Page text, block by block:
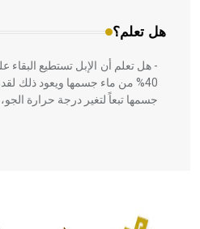
هل تعلم؟
- هل تعلم أن الإبل تستطيع البقاء
40% من ماء جسمها ويعود ذلك
جسمها تبعاً لتغير درجة حرارة الجو،
الحكم، الأدلة، تنظيم التغذية،
له الفضل بأنه حرر الطب من